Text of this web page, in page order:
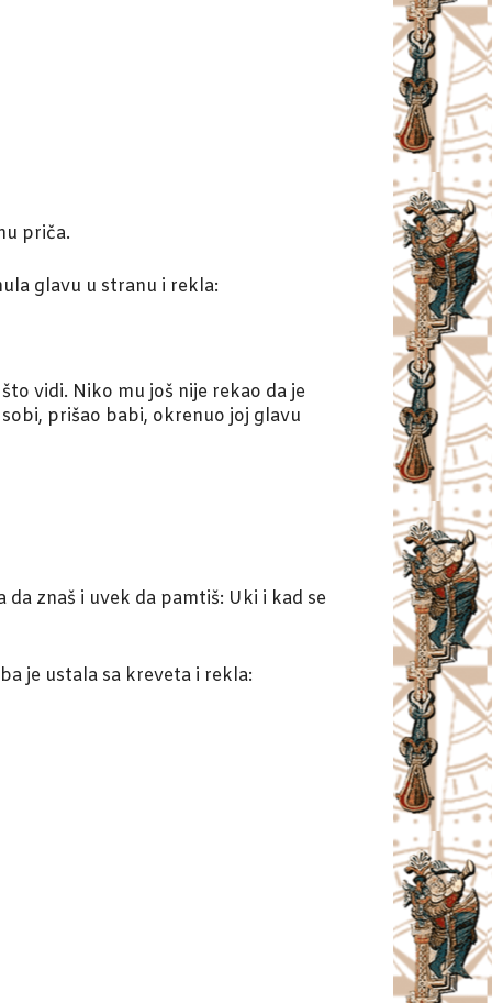
priča.
glavu u stranu i rekla:
vidi. Niko mu još nije rekao da je
prišao babi, okrenuo joj glavu
znaš i uvek da pamtiš: Uki i kad se
je ustala sa kreveta i rekla: